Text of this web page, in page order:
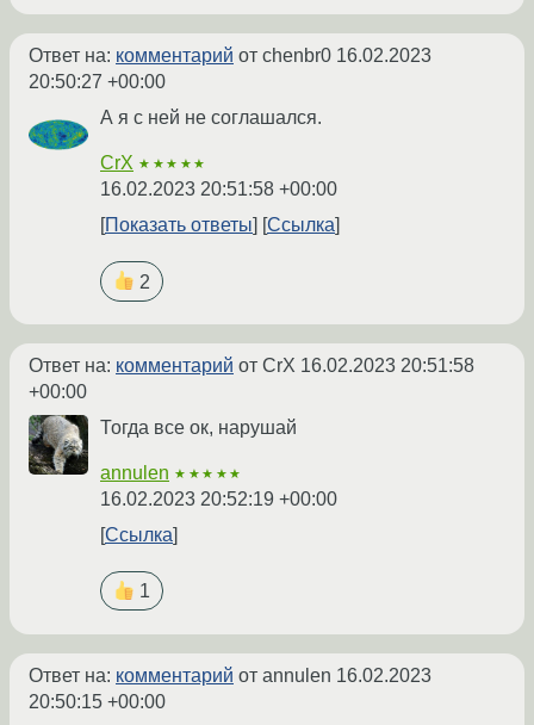
Ответ на: комментарий от chenbr0 16.02.2023
20:50:27 +00:00
А я с ней не соглашался.
CrX ★★★★★
16.02.2023 20:51:58 +00:00
Показать ответы
Ссылка
2
Ответ на: комментарий от CrX 16.02.2023 20:51:58
+00:00
Тогда все ок, нарушай
annulen ★★★★★
16.02.2023 20:52:19 +00:00
Ссылка
1
Ответ на: комментарий от annulen 16.02.2023
20:50:15 +00:00